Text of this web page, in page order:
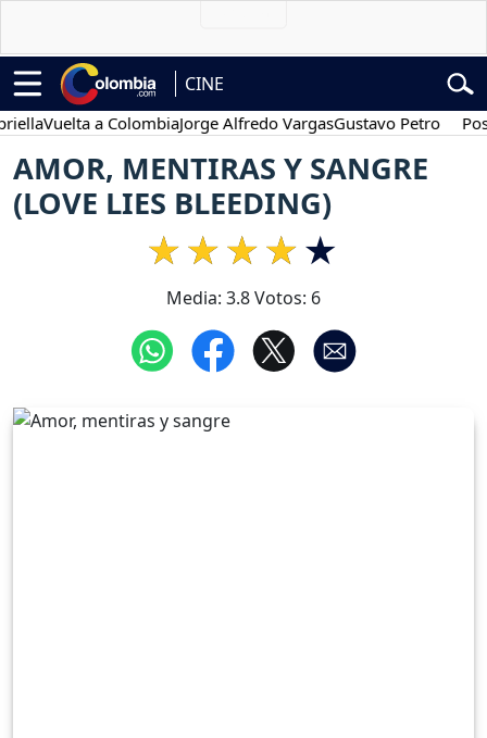
CINE
Vuelta a ColombiaJorge Alfredo VargasGustavo Petro
AMOR, MENTIRAS Y SANGRE
(LOVE LIES BLEEDING)
Media: 3.8Votos: 6